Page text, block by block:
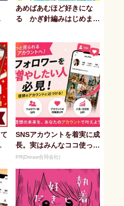
あめばあむほど好きにな
る かぎ針編みはじめまし
SNSアカウントを着実に成
長。実はみんなココ使って
ます。
PR(Dreaw合同会社)